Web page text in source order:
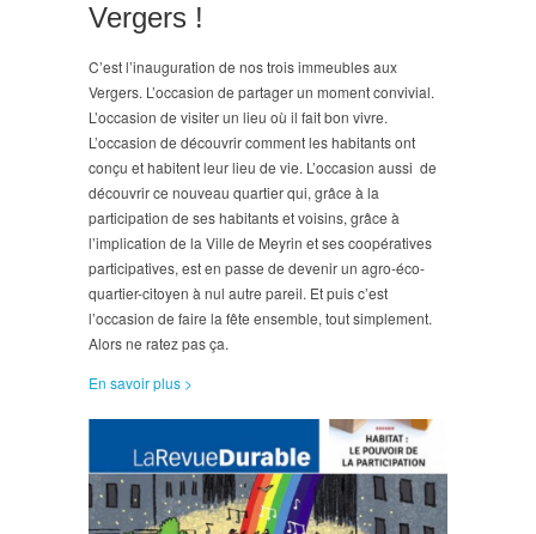
Vergers !
C’est l’inauguration de nos trois immeubles aux
Vergers. L’occasion de partager un moment convivial.
L’occasion de visiter un lieu où il fait bon vivre.
L’occasion de découvrir comment les habitants ont
conçu et habitent leur lieu de vie. L’occasion aussi de
découvrir ce nouveau quartier qui, grâce à la
participation de ses habitants et voisins, grâce à
l’implication de la Ville de Meyrin et ses coopératives
participatives, est en passe de devenir un agro-éco-
quartier-citoyen à nul autre pareil. Et puis c’est
l’occasion de faire la fête ensemble, tout simplement.
Alors ne ratez pas ça.
En savoir plus >